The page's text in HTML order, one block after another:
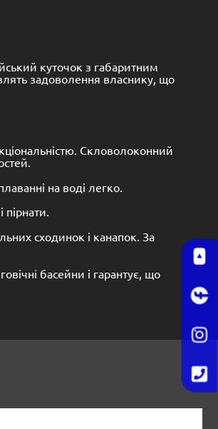
куточок з габаритним
задоволення власнику, що
Скловолоконний
на воді легко.
сходинок і канапок. За
басейни і гарантує, що